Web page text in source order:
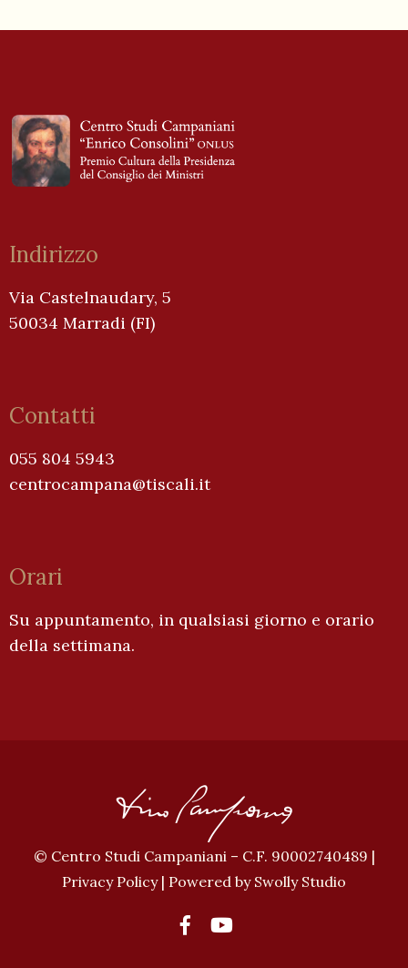
Indirizzo
Via Castelnaudary, 5
50034 Marradi (FI)
Contatti
055 804 5943
centrocampana@tiscali.it
Orari
Su appuntamento, in qualsiasi giorno e orario
della settimana.
© Centro Studi Campaniani – C.F. 90002740489 |
Privacy Policy | Powered by Swolly Studio